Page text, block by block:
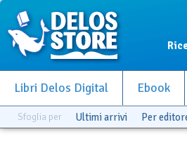
Libri Delos Digital Ebook
Sfoglia per Ultimi arrivi Per